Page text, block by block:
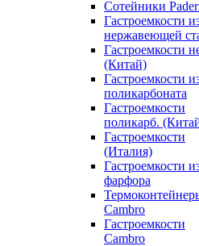
Сотейники
Гастроемкости
нержавеющей
Гастроемкости
(Китай)
Гастроемкости
поликарбоната
Гастроемкости
поликарб.
Гастроемкости
(Италия)
Гастроемкости
фарфора
Cambro
Гастроемкости
Cambro